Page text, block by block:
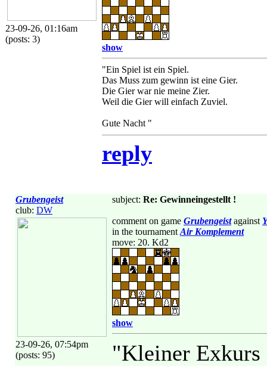
23-09-26, 01:16am
(posts: 3)
show
"Ein Spiel ist ein Spiel.
Das Muss zum gewinn ist eine Gier.
Die Gier war nie meine Zier.
Weil die Gier will einfach Zuviel.
Gute Nacht "
reply
Grubengeist
club: DW
23-09-26, 07:54pm
(posts: 95)
subject: Re: Gewinneingestellt !
comment on game Grubengeistagainst
in the tournament Air Komplement
move: 20. Kd2
show
"Kleiner Exkurs